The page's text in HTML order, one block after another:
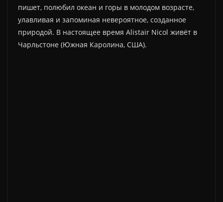
пишет, полюбил океан и горы в молодом возрасте,
улавливая и запоминая невероятное, созданное
природой. В настоящее время Alistair Nicol живёт в
Чарльстоне (Южная Каролина, США).